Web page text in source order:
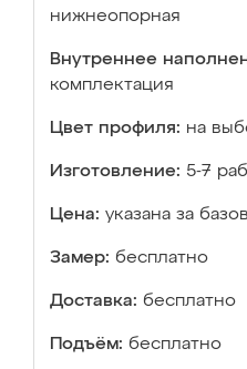
нижнеопорная
Внутреннее
комплектация
Цвет профиля: на
Изготовление: 5-7
Цена: указана за
Замер: бесплатно
Доставка: бесплатно
Подъём: бесплатно